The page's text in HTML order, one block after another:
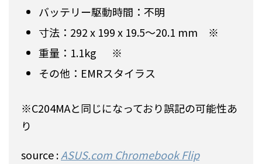
バッテリー駆動時間：不明
寸法：292 x 199 x 19.5〜20.1 mm ※
重量：1.1kg ※
その他：EMRスタイラス
※C204MAと同じになっており誤記の可能性あ
り
source :ASUS.com Chromebook Flip